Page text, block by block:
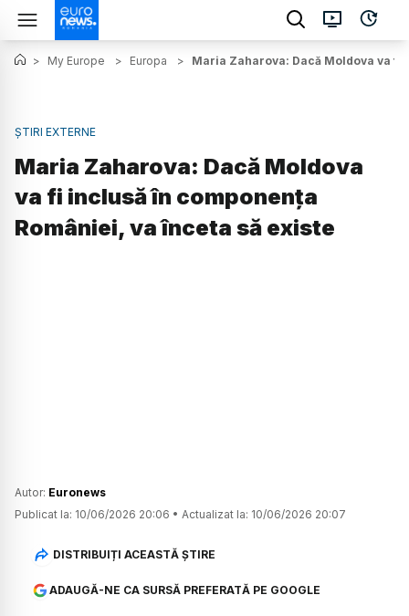
> My Europe > Europa > Maria Zaharova: Dacă Moldova va fi
ȘTIRI EXTERNE
Maria Zaharova: Dacă Moldova
va fi inclusă în componența
României, va înceta să existe
Autor: Euronews
Publicat la: 10/06/2026 20:06 • Actualizat la: 10/06/2026 20:07
DISTRIBUIȚI ACEASTĂ ȘTIRE
ADAUGĂ-NE CA SURSĂ PREFERATĂ PE GOOGLE